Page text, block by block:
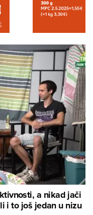
a nikad jači
i to još jedan u nizu